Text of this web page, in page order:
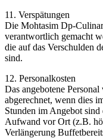
11. Verspätungen
Die Mohtasim Dp-
verantwortlich gemacht
die auf das Verschulden
sind.
12. Personalkosten
Das angebotene
abgerechnet, wenn dies
Stunden im Angebot
Aufwand vor Ort (z.B.
Verlängerung